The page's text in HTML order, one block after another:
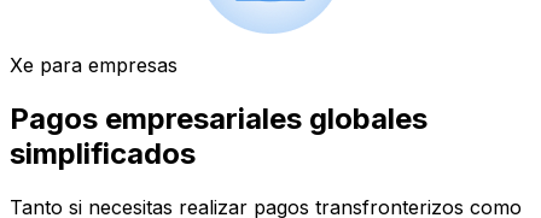
Xe para empresas
Pagos empresariales globales
simplificados
Tanto si necesitas realizar pagos transfronterizos como